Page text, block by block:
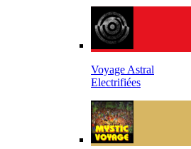
Voyage Astral
Electrifiées